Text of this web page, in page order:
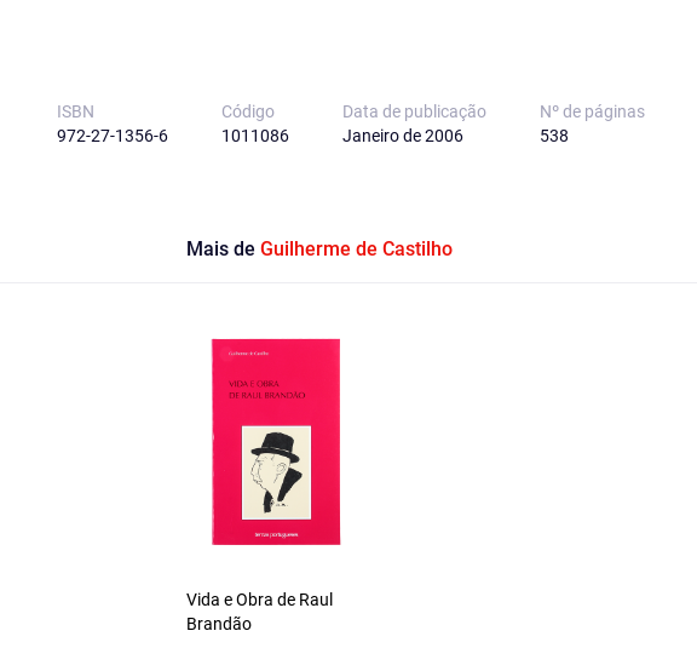
ISBN
972-27-1356-6
Código
1011086
Data de publicação
Janeiro de 2006
Nº de páginas
538
Mais de Guilherme de Castilho
Vida e Obra de Raul
Brandão